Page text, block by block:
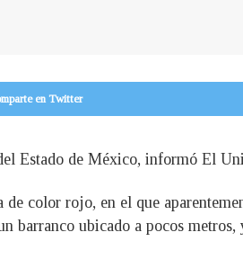
en Twitter
Estado de México, informó El
color rojo, en el que
barranco ubicado a pocos metros,